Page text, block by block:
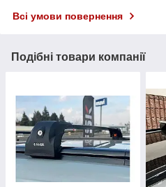
Всі умови повернення
Подібні товари компанії